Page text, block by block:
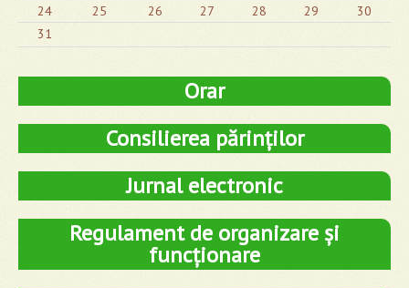
24
25 26 27 28 29
30
31
Orar
Consilierea părinților
Jurnal electronic
Regulament de organizare și
funcționare